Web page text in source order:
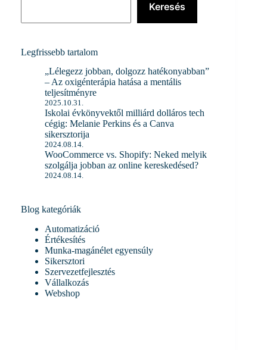
Keresés
Legfrissebb tartalom
„Lélegezz jobban, dolgozz hatékonyabban”
– Az oxigénterápia hatása a mentális
teljesítményre
2025.10.31.
Iskolai évkönyvektől milliárd dolláros tech
cégig: Melanie Perkins és a Canva
sikersztorija
2024.08.14.
WooCommerce vs. Shopify: Neked melyik
szolgálja jobban az online kereskedésed?
2024.08.14.
Blog kategóriák
Automatizáció
Értékesítés
Munka-magánélet egyensúly
Sikersztori
Szervezetfejlesztés
Vállalkozás
Webshop